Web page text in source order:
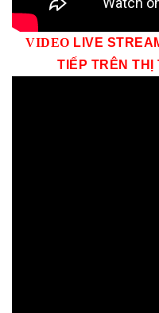
VIDEO LIVE
TIẾP TRÊN THỊ